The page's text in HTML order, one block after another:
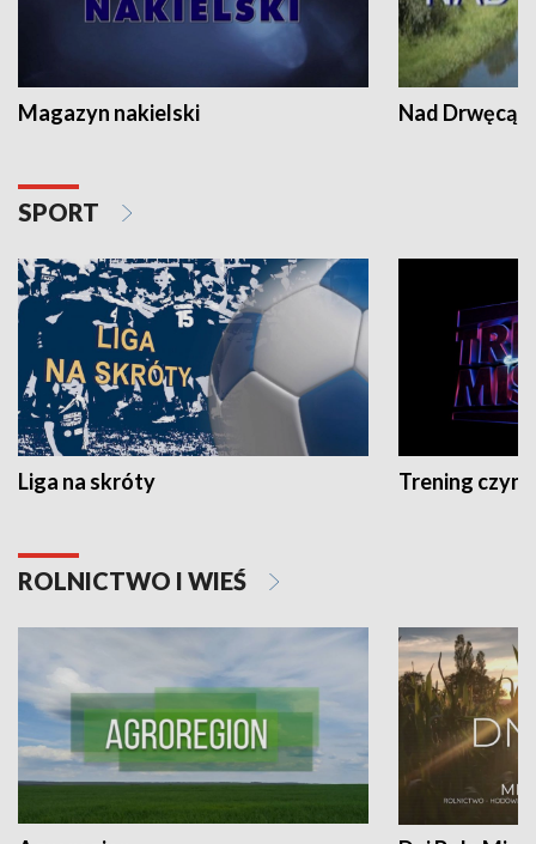
Magazyn nakielski Nad Drwęcą
SPORT
Liga na skróty Trening czyni
ROLNICTWO I WIEŚ